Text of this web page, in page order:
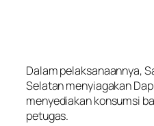
Dalam pelaksanaannya,
Selatan menyiagakan
menyediakan konsumsi
petugas.